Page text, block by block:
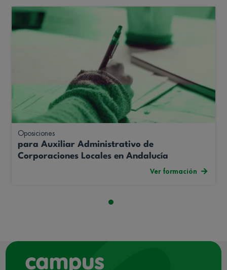
Oposiciones
para Auxiliar Administrativo de
Corporaciones Locales en Andalucía
Ver formación